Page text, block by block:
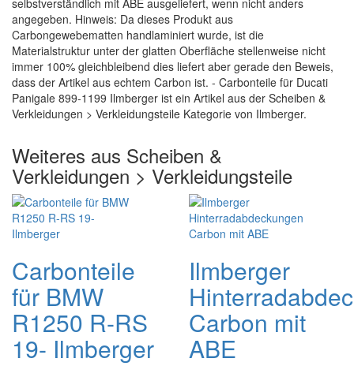
selbstverständlich mit ABE ausgeliefert, wenn nicht anders
angegeben. Hinweis: Da dieses Produkt aus
Carbongewebematten handlaminiert wurde, ist die
Materialstruktur unter der glatten Oberfläche stellenweise nicht
immer 100% gleichbleibend dies liefert aber gerade den Beweis,
dass der Artikel aus echtem Carbon ist. - Carbonteile für Ducati
Panigale 899-1199 Ilmberger ist ein Artikel aus der Scheiben &
Verkleidungen > Verkleidungsteile Kategorie von Ilmberger.
Weiteres aus Scheiben &
Verkleidungen > Verkleidungsteile
Carbonteile
für BMW
R1250 R-RS
19- Ilmberger
Ilmberger
Carbon mit
ABE